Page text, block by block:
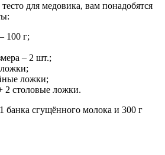
для медовика, вам понадобятся
100 г;
– 2 шт.;
ложки;
2 столовые ложки.
банка сгущённого молока и 300 г